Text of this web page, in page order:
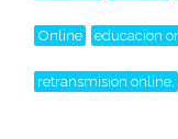
Online educacion
retransmision online,